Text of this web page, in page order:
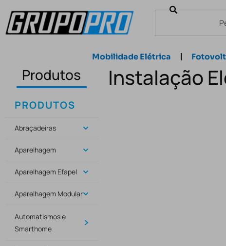
Mobilidade Elétrica
Produtos
PRODUTOS
Abraçadeiras
Aparelhagem
Aparelhagem Efapel
Aparelhagem Modular
Automatismos e
Smarthome
Instalação